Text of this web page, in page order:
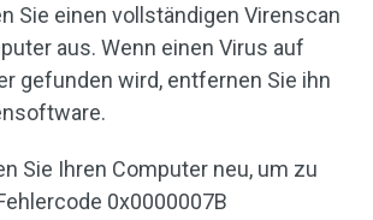
Sie einen vollständigen Virenscan
aus. Wenn einen Virus auf
gefunden wird, entfernen Sie ihn
Sie Ihren Computer neu, um zu
0x0000007B